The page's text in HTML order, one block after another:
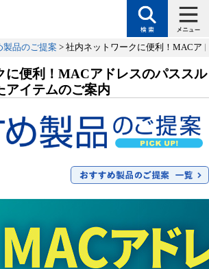
製品のご提案 > 社内ネットワークに便利！MACア
に便利！MACアドレスのパススル
アイテムのご案内